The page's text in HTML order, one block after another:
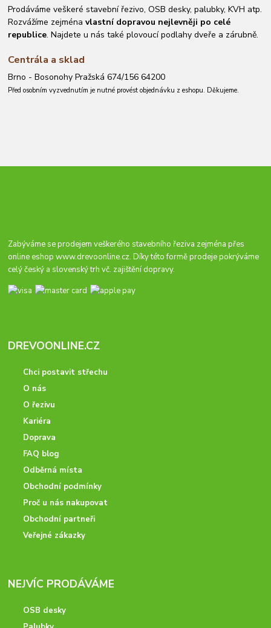
Prodáváme veškeré stavební řezivo, OSB desky, palubky, KVH atp.
Rozvážíme zejménavlastní dopravou nejlevněji po celé
republice. Najdete u nás také plovoucí podlahy dveře a zárubně.
Centrála a sklad
Brno - Bosonohy Pražská 674/156 64200
Před osobním vyzvednutím je nutné provést objednávku z eshopu. Děkujeme.
Zabýváme se prodejem veškerého stavebního řeziva zejména přes
online eshopwww.drevoonline.cz. Díky této formě prodeje pokrýváme
celý český a slovenský trh vč. zajištění dopravy.
DREVOONLINE.CZ
Chci postavit střechu
O nás
O řezivu
Kariéra
Doprava
FAQ blog
Odběrná místa
Obchodní podmínky
Proč u nás nakupovat
Obchodní partneři
Veřejné zákazky
NEJVÍC PRODÁVÁME
OSB desky